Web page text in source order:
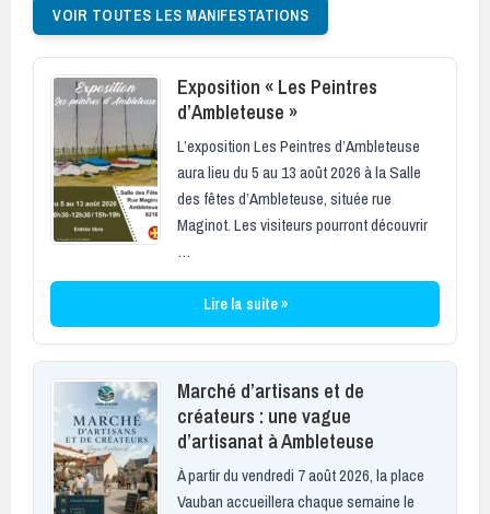
VOIR TOUTES LES MANIFESTATIONS
Exposition « Les Peintres
d’Ambleteuse »
L’exposition Les Peintres d’Ambleteuse
aura lieu du 5 au 13 août 2026 à la Salle
des fêtes d’Ambleteuse, située rue
Maginot. Les visiteurs pourront découvrir
…
Lire la suite »
Marché d’artisans et de
créateurs : une vague
d’artisanat à Ambleteuse
À partir du vendredi 7 août 2026, la place
Vauban accueillera chaque semaine le